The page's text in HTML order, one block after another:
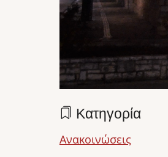
Κατηγορία
Ανακοινώσεις